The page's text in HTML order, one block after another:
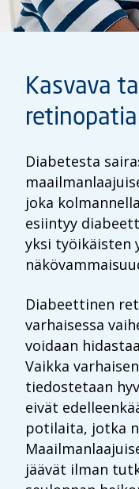
Kasvava
Diabetesta
joka kolmannella
esiintyy
yksi työikäisten
Diabeettinen
varhaisessa
voidaan hidastaa
Vaikka
tiedostetaan
eivät
potilaita, jotka
jäävät ilman